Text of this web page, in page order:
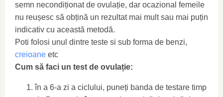
semn necondiționat de ovulație, dar ocazional femeile
nu reușesc să obțină un rezultat mai mult sau mai puțin
indicativ cu această metodă.
Poti folosi unul dintre teste si sub forma de benzi,
creioane etc
Cum să faci un test de ovulație:
în a 6-a zi a ciclului, puneți banda de testare timp